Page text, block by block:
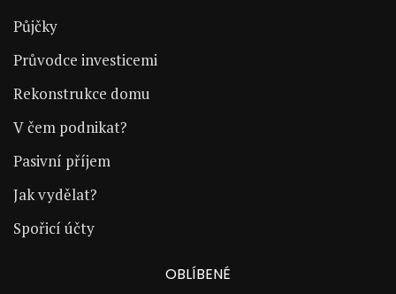
Půjčky
Průvodce investicemi
Rekonstrukce domu
V čem podnikat?
Pasivní příjem
Jak vydělat?
Spořicí účty
OBLÍBENÉ